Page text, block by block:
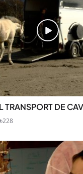
TRANSPORT DE
228